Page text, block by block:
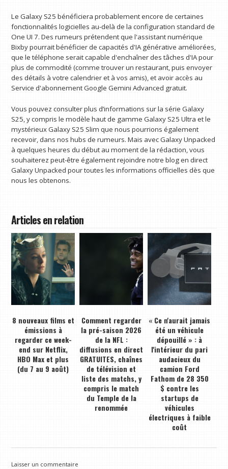
Le Galaxy S25 bénéficiera probablement encore de certaines
fonctionnalités logicielles au-delà de la configuration standard de
One UI 7. Des rumeurs prétendent que l'assistant numérique
Bixby pourrait bénéficier de capacités d'IA générative améliorées,
que le téléphone serait capable d'enchaîner des tâches d'IA pour
plus de commodité (comme trouver un restaurant, puis envoyer
des détails à votre calendrier et à vos amis), et avoir accès au
Service d'abonnement Google Gemini Advanced gratuit.
Vous pouvez consulter plus d’informations sur la série Galaxy
S25, y compris le modèle haut de gamme Galaxy S25 Ultra et le
mystérieux Galaxy S25 Slim que nous pourrions également
recevoir, dans nos hubs de rumeurs. Mais avec Galaxy Unpacked
à quelques heures du début au moment de la rédaction, vous
souhaiterez peut-être également rejoindre notre blog en direct
Galaxy Unpacked pour toutes les informations officielles dès que
nous les obtenons.
Articles en relation
8 nouveaux films et
émissions à
regarder ce week-
end sur Netflix,
HBO Max et plus
(du 7 au 9 août)
Comment regarder
la pré-saison 2026
de la NFL :
diffusions en direct
GRATUITES, chaînes
de télévision et
liste des matchs, y
compris le match
du Temple de la
renommée
« Ce n'aurait jamais
été un véhicule
dépouillé » : à
l'intérieur du pari
audacieux du
camion Ford
Fathom de 28 350
$ contre les
startups de
véhicules
électriques à faible
coût
Laisser un commentaire